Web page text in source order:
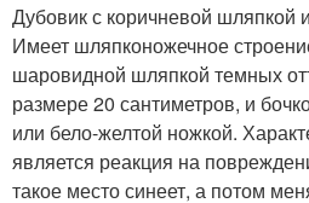
Дубовик с коричневой шляпкой
Имеет шляпконожечное
шаровидной шляпкой темных
размере 20 сантиметров, и
или бело-желтой ножкой.
является реакция на
такое место синеет, а потом